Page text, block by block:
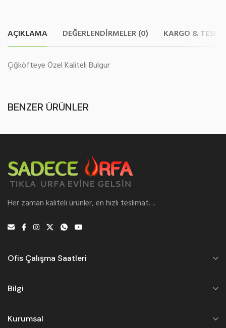
AÇIKLAMA DEĞERLENDIRMELER (0) KARGO &
Çiğköfteye Özel Kaliteli Bulgur
BENZER ÜRÜNLER
Her zaman kaliteli ürünler, en hızlı teslimat…
Ofis Çalışma Saatleri
Bilgi
Kurumsal